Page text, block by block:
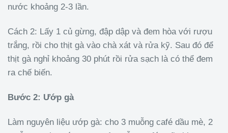
nước khoảng 2-3 lần.
Cách 2: Lấy 1 củ gừng, đập dập và đem hòa với rượu
trắng, rồi cho thịt gà vào chà xát và rửa kỹ. Sau đó để
thịt gà nghỉ khoảng 30 phút rồi rửa sạch là có thể đem
ra chế biến.
Bước 2: Ướp gà
Làm nguyên liệu ướp gà: cho 3 muỗng café dầu mè, 2